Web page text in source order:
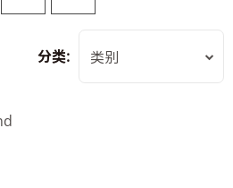
分类: 类别